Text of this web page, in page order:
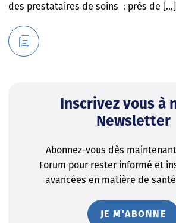
des prestataires de soins : près de [...]
Inscrivez vous à
Newsletter
Abonnez-vous dès
Forum pour rester informé et
avancées en matière de
JE M'ABONNE